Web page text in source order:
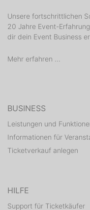
Unsere fortschrittlichen
20 Jahre Event-
dir dein Event Business
Mehr erfahren ...
BUSINESS
Leistungen und
Informationen für
Ticketverkauf anlegen
HILFE
Support für Ticketkäufer